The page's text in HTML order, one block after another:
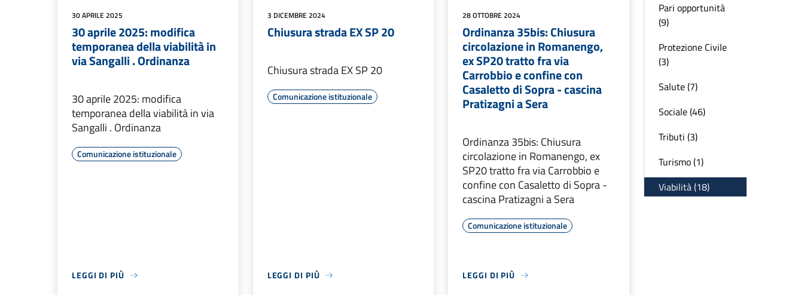
30 APRILE 2025
30 aprile 2025: modifica
temporanea della viabilità in
via Sangalli . Ordinanza
30 aprile 2025: modifica
temporanea della viabilità in via
Sangalli . Ordinanza
Comunicazione istituzionale
LEGGI DI PIÙ
3 DICEMBRE 2024
Chiusura strada EX SP 20
Chiusura strada EX SP 20
Comunicazione istituzionale
LEGGI DI PIÙ
28 OTTOBRE 2024
Ordinanza 35bis: Chiusura
circolazione in Romanengo,
ex SP20 tratto fra via
Carrobbio e confine con
Casaletto di Sopra - cascina
Pratizagni a Sera
Ordinanza 35bis: Chiusura
circolazione in Romanengo, ex
SP20 tratto fra via Carrobbio e
confine con Casaletto di Sopra -
cascina Pratizagni a Sera
Comunicazione istituzionale
LEGGI DI PIÙ
Pari opportunità
(9)
Protezione Civile
(3)
Salute (7)
Sociale (46)
Tributi (3)
Turismo (1)
Viabilità (18)